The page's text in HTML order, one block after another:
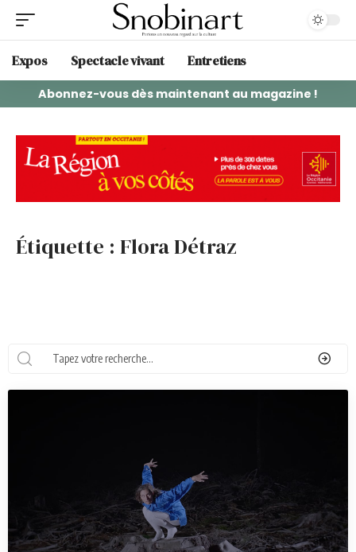
Expos Spectacle vivant Entretiens
Abonnez-vous dès maintenant au magazine !
Étiquette : Flora Détraz